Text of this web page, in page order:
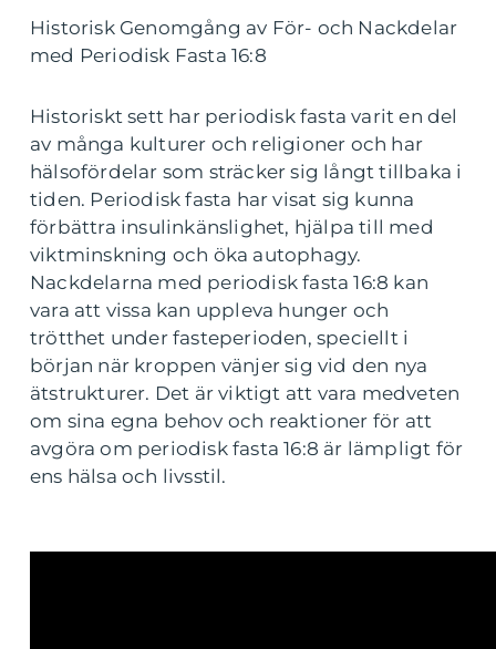
Historisk Genomgång av För- och Nackdelar
med Periodisk Fasta 16:8
Historiskt sett har periodisk fasta varit en del
av många kulturer och religioner och har
hälsofördelar som sträcker sig långt tillbaka i
tiden. Periodisk fasta har visat sig kunna
förbättra insulinkänslighet, hjälpa till med
viktminskning och öka autophagy.
Nackdelarna med periodisk fasta 16:8 kan
vara att vissa kan uppleva hunger och
trötthet under fasteperioden, speciellt i
början när kroppen vänjer sig vid den nya
ätstrukturer. Det är viktigt att vara medveten
om sina egna behov och reaktioner för att
avgöra om periodisk fasta 16:8 är lämpligt för
ens hälsa och livsstil.